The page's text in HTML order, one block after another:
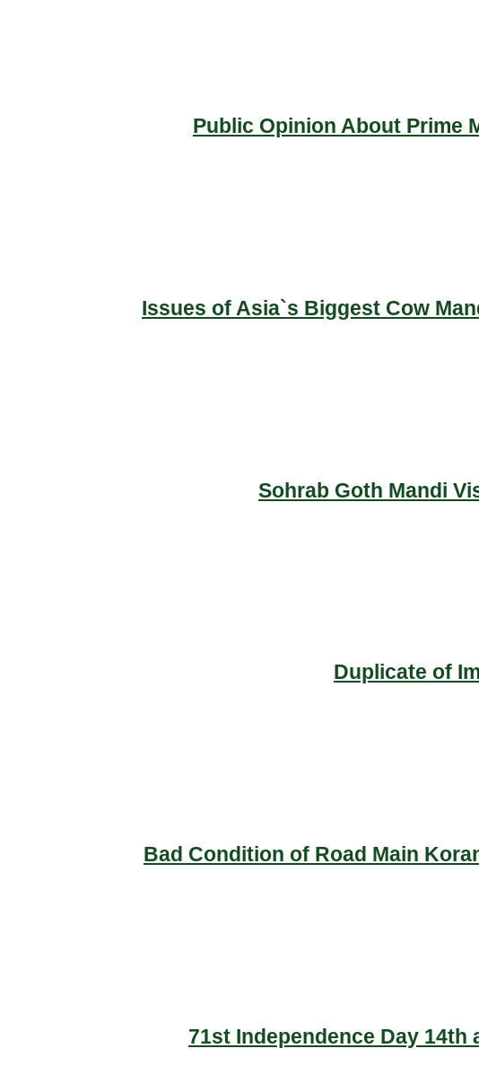
Public Opinion About Prime
Issues of Asia`s Biggest Cow
Sohrab Goth Mandi
Duplicate of
Bad Condition of Road Main
71st Independence Day